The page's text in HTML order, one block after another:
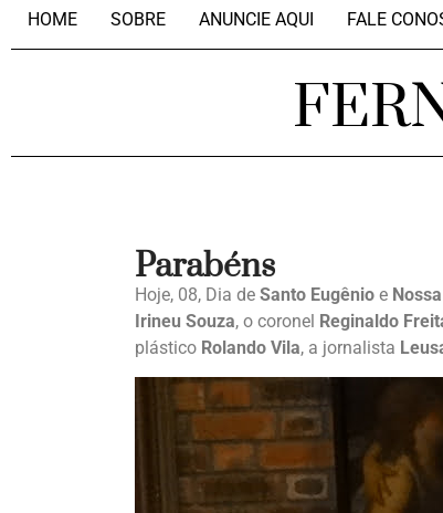
HOME SOBRE ANUNCIE AQUI FALE
Parabéns
Hoje, 08, Dia de Santo Eugênio e
Irineu Souza, o coronel Reginaldo
plástico Rolando Vila, a jornalista